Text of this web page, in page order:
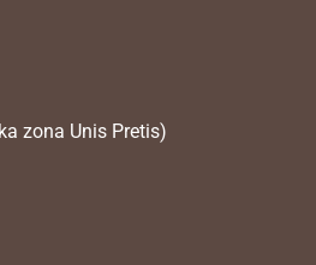
zona Unis Pretis)